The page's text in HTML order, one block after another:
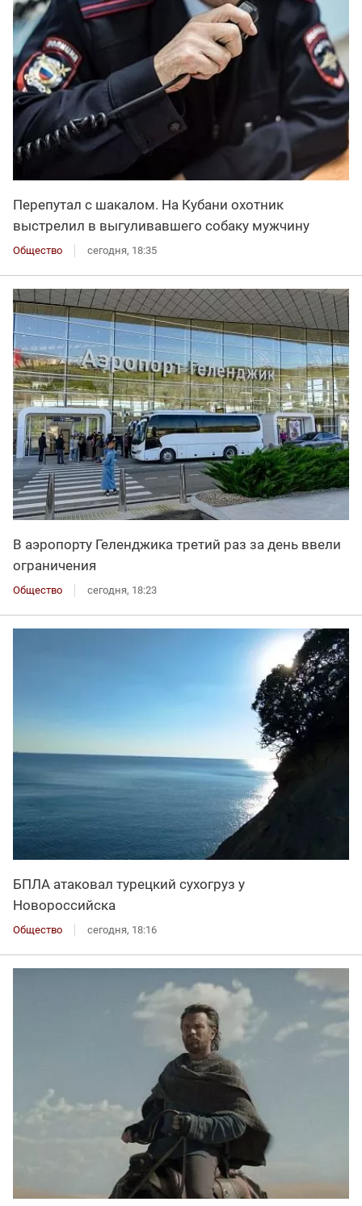
Перепутал с шакалом. На Кубани охотник
выстрелил в выгуливавшего собаку мужчину
Общество сегодня, 18:35
В аэропорту Геленджика третий раз за день ввели
ограничения
Общество сегодня, 18:23
БПЛА атаковал турецкий сухогруз у
Новороссийска
Общество сегодня, 18:16